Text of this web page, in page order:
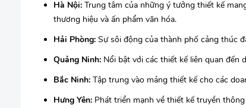
Hà Nội: Trung tâm của những ý tưởng thiết kế
thương hiệu và ấn phẩm văn hóa.
Hải Phòng: Sự sôi động của thành phố cảng thúc
Quảng Ninh: Nổi bật với các thiết kế liên quan đến
Bắc Ninh: Tập trung vào mảng thiết kế cho các
Hưng Yên: Phát triển mạnh về thiết kế truyền